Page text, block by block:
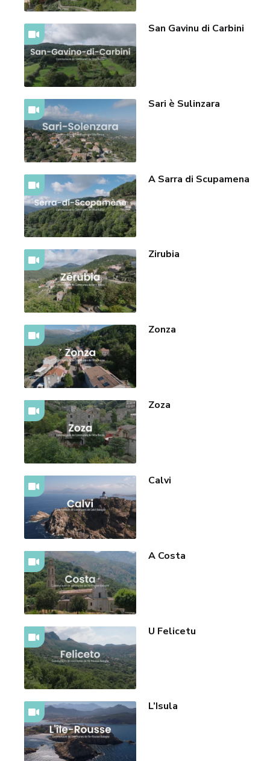
San Gavinu di Carbini
Sari è Sulinzara
A Sarra di Scupamena
Zirubia
Zonza
Zoza
Calvi
A Costa
U Felicetu
L’Isula